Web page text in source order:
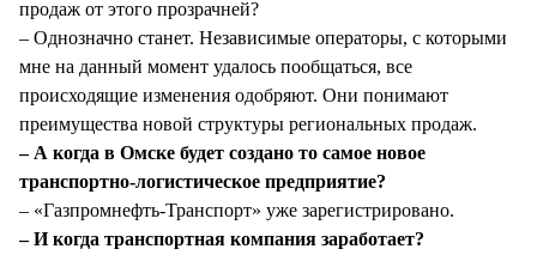
продаж от этого прозрачней?
– Однозначно станет. Независимые операторы, с которыми
мне на данный момент удалось пообщаться, все
происходящие изменения одобряют. Они понимают
преимущества новой структуры региональных продаж.
– А когда в Омске будет создано то самое новое
транспортно-логистическое предприятие?
– «Газпромнефть-Транспорт» уже зарегистрировано.
– И когда транспортная компания заработает?